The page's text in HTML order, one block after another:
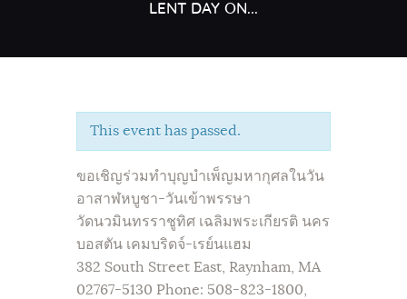
LENT DAY ON...
This event has passed.
ขอเชิญร่วมทำบุญบำเพ็ญมหากุศลในวัน
อาสาฬหบูชา-วันเข้าพรรษา
วัดนวมินทรราชูทิศ เฉลิมพระเกียรติ นคร
บอสตัน เคมบริดจ์-เรย์นแฮม
382 South Street East, Raynham, MA
02767-5130 Phone: 508-823-1800,